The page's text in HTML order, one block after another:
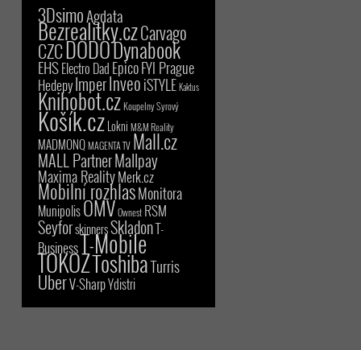
3DsimoAgdata
Bezrealitky.czCarvago
CZCDODODynabook
EHSElectro Dad EpicoFYI Prague
HedepyImperInveoiSTYLE Kaktus
Knihobot.czKoupelny Syrový
Košík.czLokni M&M Reality
MADMONQMAGENTA TV Mall.cz
MALL PartnerMallpay
Maxima RealityMerk.cz
Mobilní rozhlasMonitora
MunipolisOMVOwnest RSM
SeyforskinnersSkladonT-
BusinessT-Mobile
TOKOZToshibaTurris
UberV-SharpYdistri